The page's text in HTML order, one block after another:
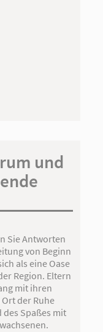
und
Sie Antworten
von Beginn
als eine Oase
Region. Eltern
mit ihren
der Ruhe
Spaßes mit